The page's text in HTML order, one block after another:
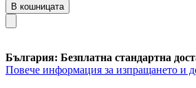
В кошницата
България: Безплатна стандартна
Повече информация за изпращането и